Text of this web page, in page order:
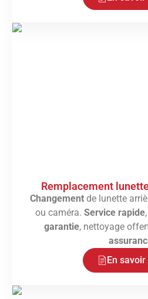
Remplacement
Changement de lunette
ou caméra. Service rapide
garantie, nettoyage
En